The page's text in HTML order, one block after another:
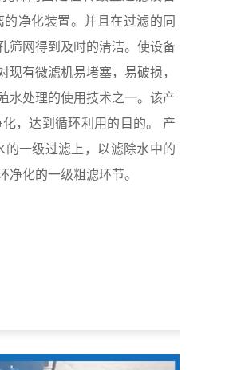
净化装置。并且在过滤的同
筛网得到及时的清洁。使设备
有微滤机易堵塞，易破损，
水处理的使用技术之一。该产
，达到循环利用的目的。 产
净化的一级粗滤环节。